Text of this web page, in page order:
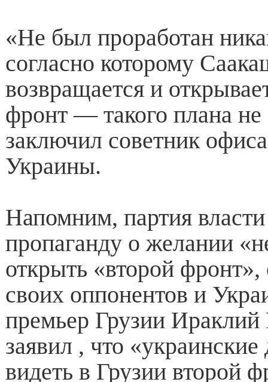
«Не был проработан
согласно которому
возвращается и
фронт — такого плана
заключил советник
Украины.
Напомним, партия
пропаганду о желании
открыть «второй фронт»,
своих оппонентов и
премьер Грузии
заявил , что
видеть в Грузии второй